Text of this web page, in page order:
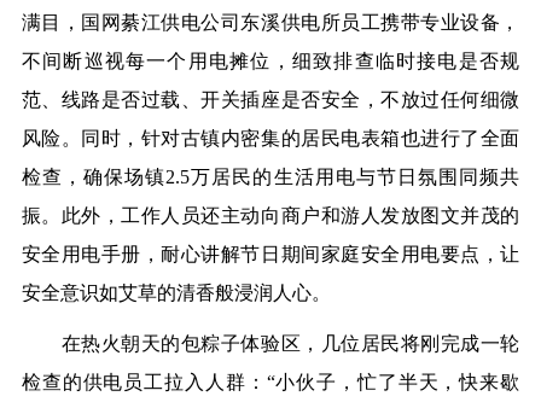
满目，国网綦江供电公司东溪供电所员工携带专业设备，
不间断巡视每一个用电摊位，细致排查临时接电是否规
范、线路是否过载、开关插座是否安全，不放过任何细微
风险。同时，针对古镇内密集的居民电表箱也进行了全面
检查，确保场镇2.5万居民的生活用电与节日氛围同频共
振。此外，工作人员还主动向商户和游人发放图文并茂的
安全用电手册，耐心讲解节日期间家庭安全用电要点，让
安全意识如艾草的清香般浸润人心。
在热火朝天的包粽子体验区，几位居民将刚完成一轮
检查的供电员工拉入人群：“小伙子，忙了半天，快来歇